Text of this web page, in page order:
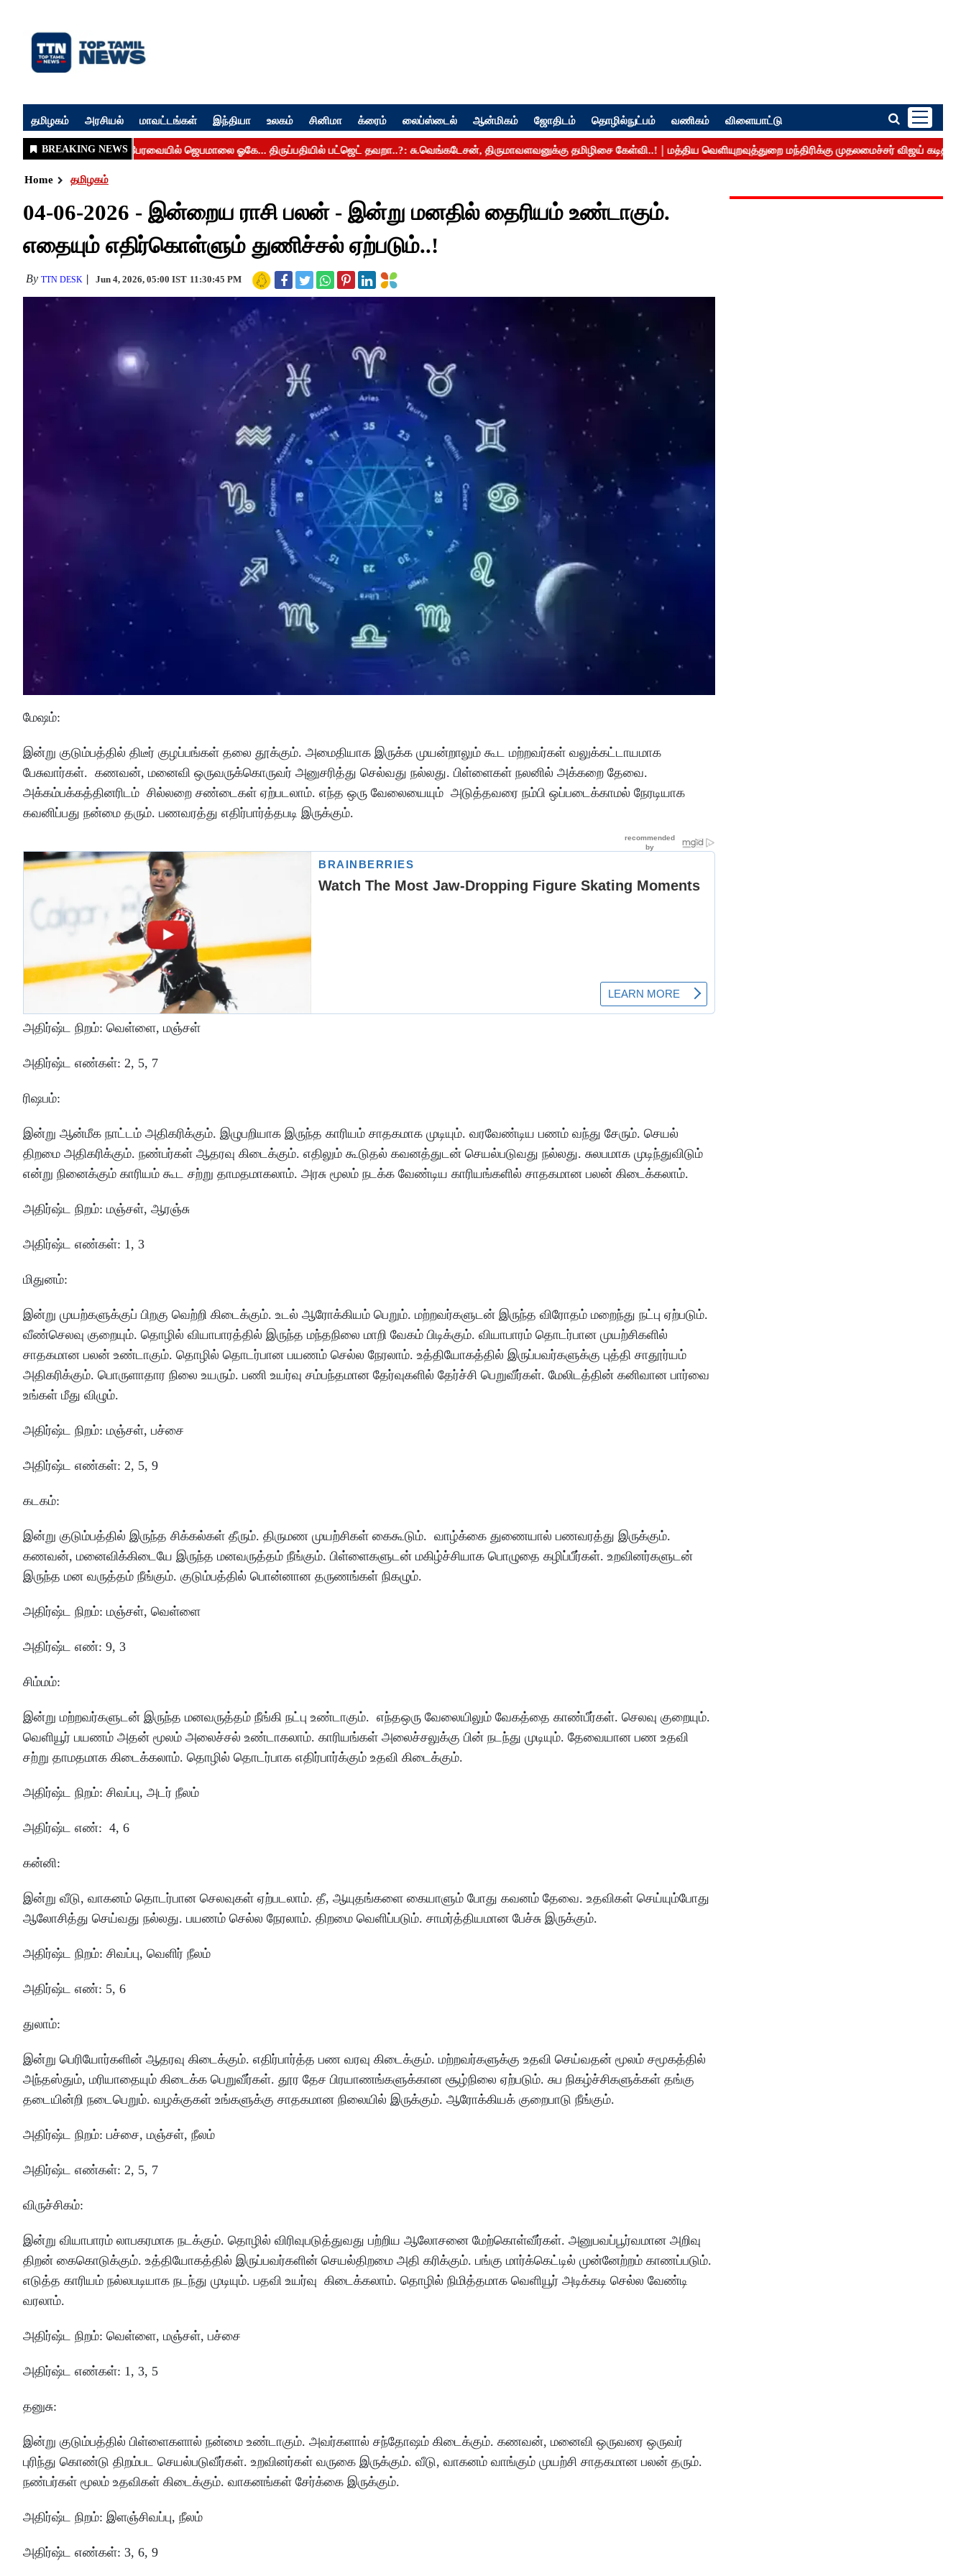
தமிழகம் அரசியல் மாவட்டங்கள் இந்தியா உலகம் சினிமா க்ரைம் லைப்ஸ்டைல் ஆன்மிகம் ஜோதிடம் தொழில்நுட்பம் வணிகம் விளையாட்டு
Home தமிழகம்
04-06-2026 - இன்றைய ராசி பலன் - இன்று மனதில் தைரியம் உண்டாகும்.
எதையும் எதிர்கொள்ளும் துணிச்சல் ஏற்படும்..!
By TTN DESK Jun 4, 2026, 05:00 IST 11:30:45 PM
மேஷம்:
இன்று குடும்பத்தில் திடீர் குழப்பங்கள் தலை தூக்கும். அமைதியாக இருக்க முயன்றாலும் கூட மற்றவர்கள் வலுக்கட்டாயமாக
பேசுவார்கள். கணவன், மனைவி ஒருவருக்கொருவர் அனுசரித்து செல்வது நல்லது. பிள்ளைகள் நலனில் அக்கறை தேவை.
அக்கம்பக்கத்தினரிடம் சில்லறை சண்டைகள் ஏற்படலாம். எந்த ஒரு வேலையையும் அடுத்தவரை நம்பி ஒப்படைக்காமல் நேரடியாக
கவனிப்பது நன்மை தரும். பணவரத்து எதிர்பார்த்தபடி இருக்கும்.
அதிர்ஷ்ட நிறம்: வெள்ளை, மஞ்சள்
அதிர்ஷ்ட எண்கள்: 2, 5, 7
ரிஷபம்:
இன்று ஆன்மீக நாட்டம் அதிகரிக்கும். இழுபறியாக இருந்த காரியம் சாதகமாக முடியும். வரவேண்டிய பணம் வந்து சேரும். செயல்
திறமை அதிகரிக்கும். நண்பர்கள் ஆதரவு கிடைக்கும். எதிலும் கூடுதல் கவனத்துடன் செயல்படுவது நல்லது. சுலபமாக முடிந்துவிடும்
என்று நினைக்கும் காரியம் கூட சற்று தாமதமாகலாம். அரசு மூலம் நடக்க வேண்டிய காரியங்களில் சாதகமான பலன் கிடைக்கலாம்.
அதிர்ஷ்ட நிறம்: மஞ்சள், ஆரஞ்சு
அதிர்ஷ்ட எண்கள்: 1, 3
மிதுனம்:
இன்று முயற்களுக்குப் பிறகு வெற்றி கிடைக்கும். உடல் ஆரோக்கியம் பெறும். மற்றவர்களுடன் இருந்த விரோதம் மறைந்து நட்பு ஏற்படும்.
வீண்செலவு குறையும். தொழில் வியாபாரத்தில் இருந்த மந்தநிலை மாறி வேகம் பிடிக்கும். வியாபாரம் தொடர்பான முயற்சிகளில்
சாதகமான பலன் உண்டாகும். தொழில் தொடர்பான பயணம் செல்ல நேரலாம். உத்தியோகத்தில் இருப்பவர்களுக்கு புத்தி சாதூர்யம்
அதிகரிக்கும். பொருளாதார நிலை உயரும். பணி உயர்வு சம்பந்தமான தேர்வுகளில் தேர்ச்சி பெறுவீர்கள். மேலிடத்தின் கனிவான பார்வை
உங்கள் மீது விழும்.
அதிர்ஷ்ட நிறம்: மஞ்சள், பச்சை
அதிர்ஷ்ட எண்கள்: 2, 5, 9
கடகம்:
இன்று குடும்பத்தில் இருந்த சிக்கல்கள் தீரும். திருமண முயற்சிகள் கைகூடும். வாழ்க்கை துணையால் பணவரத்து இருக்கும்.
கணவன், மனைவிக்கிடையே இருந்த மனவருத்தம் நீங்கும். பிள்ளைகளுடன் மகிழ்ச்சியாக பொழுதை கழிப்பீர்கள். உறவினர்களுடன்
இருந்த மன வருத்தம் நீங்கும். குடும்பத்தில் பொன்னான தருணங்கள் நிகழும்.
அதிர்ஷ்ட நிறம்: மஞ்சள், வெள்ளை
அதிர்ஷ்ட எண்: 9, 3
சிம்மம்:
இன்று மற்றவர்களுடன் இருந்த மனவருத்தம் நீங்கி நட்பு உண்டாகும். எந்தஒரு வேலையிலும் வேகத்தை காண்பீர்கள். செலவு குறையும்.
வெளியூர் பயணம் அதன் மூலம் அலைச்சல் உண்டாகலாம். காரியங்கள் அலைச்சலுக்கு பின் நடந்து முடியும். தேவையான பண உதவி
சற்று தாமதமாக கிடைக்கலாம். தொழில் தொடர்பாக எதிர்பார்க்கும் உதவி கிடைக்கும்.
அதிர்ஷ்ட நிறம்: சிவப்பு, அடர் நீலம்
அதிர்ஷ்ட எண்: 4, 6
கன்னி:
இன்று வீடு, வாகனம் தொடர்பான செலவுகள் ஏற்படலாம். தீ, ஆயுதங்களை கையாளும் போது கவனம் தேவை. உதவிகள் செய்யும்போது
ஆலோசித்து செய்வது நல்லது. பயணம் செல்ல நேரலாம். திறமை வெளிப்படும். சாமர்த்தியமான பேச்சு இருக்கும்.
அதிர்ஷ்ட நிறம்: சிவப்பு, வெளிர் நீலம்
அதிர்ஷ்ட எண்: 5, 6
துலாம்:
இன்று பெரியோர்களின் ஆதரவு கிடைக்கும். எதிர்பார்த்த பண வரவு கிடைக்கும். மற்றவர்களுக்கு உதவி செய்வதன் மூலம் சமூகத்தில்
அந்தஸ்தும், மரியாதையும் கிடைக்க பெறுவீர்கள். தூர தேச பிரயாணங்களுக்கான சூழ்நிலை ஏற்படும். சுப நிகழ்ச்சிகளுக்கள் தங்கு
தடையின்றி நடைபெறும். வழக்குகள் உங்களுக்கு சாதகமான நிலையில் இருக்கும். ஆரோக்கியக் குறைபாடு நீங்கும்.
அதிர்ஷ்ட நிறம்: பச்சை, மஞ்சள், நீலம்
அதிர்ஷ்ட எண்கள்: 2, 5, 7
விருச்சிகம்:
இன்று வியாபாரம் லாபகரமாக நடக்கும். தொழில் விரிவுபடுத்துவது பற்றிய ஆலோசனை மேற்கொள்வீர்கள். அனுபவப்பூர்வமான அறிவு
திறன் கைகொடுக்கும். உத்தியோகத்தில் இருப்பவர்களின் செயல்திறமை அதி கரிக்கும். பங்கு மார்க்கெட்டில் முன்னேற்றம் காணப்படும்.
எடுத்த காரியம் நல்லபடியாக நடந்து முடியும். பதவி உயர்வு கிடைக்கலாம். தொழில் நிமித்தமாக வெளியூர் அடிக்கடி செல்ல வேண்டி
வரலாம்.
அதிர்ஷ்ட நிறம்: வெள்ளை, மஞ்சள், பச்சை
அதிர்ஷ்ட எண்கள்: 1, 3, 5
தனுசு:
இன்று குடும்பத்தில் பிள்ளைகளால் நன்மை உண்டாகும். அவர்களால் சந்தோஷம் கிடைக்கும். கணவன், மனைவி ஒருவரை ஒருவர்
புரிந்து கொண்டு திறம்பட செயல்படுவீர்கள். உறவினர்கள் வருகை இருக்கும். வீடு, வாகனம் வாங்கும் முயற்சி சாதகமான பலன் தரும்.
நண்பர்கள் மூலம் உதவிகள் கிடைக்கும். வாகனங்கள் சேர்க்கை இருக்கும்.
அதிர்ஷ்ட நிறம்: இளஞ்சிவப்பு, நீலம்
அதிர்ஷ்ட எண்கள்: 3, 6, 9